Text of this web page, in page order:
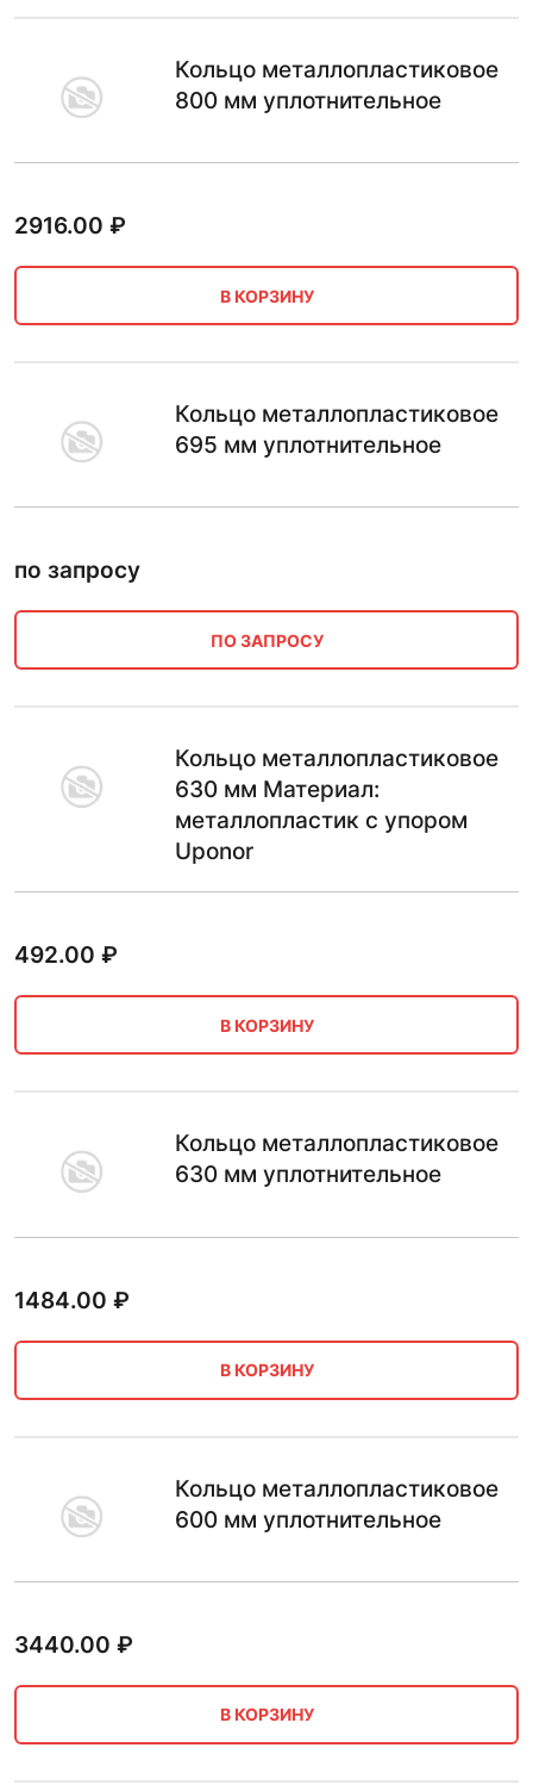
Кольцо металлопластиковое
800 мм уплотнительное
2916.00 ₽
В КОРЗИНУ
Кольцо металлопластиковое
695 мм уплотнительное
по запросу
ПО ЗАПРОСУ
Кольцо металлопластиковое
630 мм Материал:
металлопластик с упором
Uponor
492.00 ₽
В КОРЗИНУ
Кольцо металлопластиковое
630 мм уплотнительное
1484.00 ₽
В КОРЗИНУ
Кольцо металлопластиковое
600 мм уплотнительное
3440.00 ₽
В КОРЗИНУ